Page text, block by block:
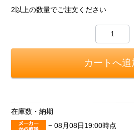
2以上の数量でご注文ください
在庫数・納期
− 08月08日19:00時点